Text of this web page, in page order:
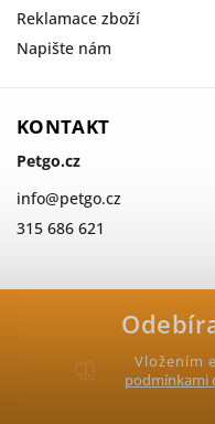
Vložením
podmínkami
Reklamace zboží
Napište nám
KONTAKT
Petgo.cz
info@petgo.cz
315 686 621